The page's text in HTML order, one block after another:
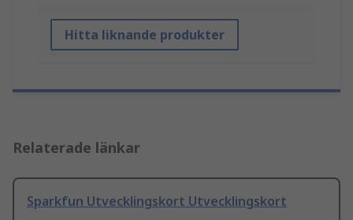
Hitta liknande produkter
Relaterade länkar
Sparkfun Utvecklingskort Utvecklingskort